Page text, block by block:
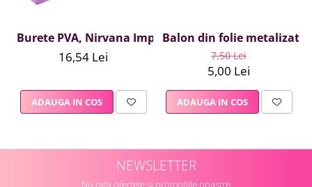
Burete PVA, Nirvana Impex, 1 buc, mov
16,54 Lei
ADAUGA IN COS
Balon din folie metalizata
7,50 Lei
5,00 Lei
ADAUGA IN COS
NEWSLETTER
Nu rata ofertele si promotiile noastre